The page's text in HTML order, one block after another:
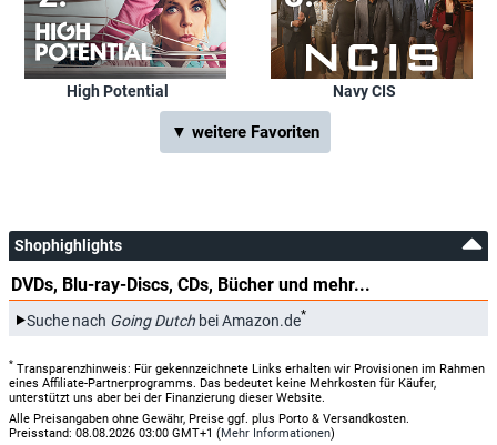
High Potential Navy CIS
▼ weitere Favoriten
Shophighlights
DVDs, Blu-ray-Discs, CDs, Bücher und mehr...
Suche nach Going Dutch bei Amazon.de*
* Transparenzhinweis: Für gekennzeichnete Links erhalten wir Provisionen im Rahmen
eines Affiliate-Partnerprogramms. Das bedeutet keine Mehrkosten für Käufer,
unterstützt uns aber bei der Finanzierung dieser Website.
Alle Preisangaben ohne Gewähr, Preise ggf. plus Porto & Versandkosten.
Preisstand: 08.08.2026 03:00 GMT+1 (Mehr Informationen)